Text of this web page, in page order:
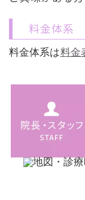
料金体系
料金体系は料金